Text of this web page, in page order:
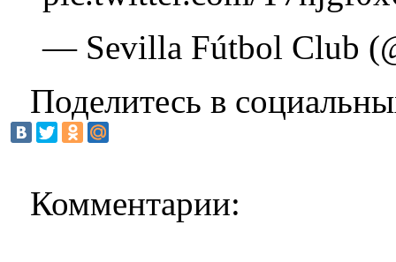
— Sevilla Fútbol Club
Поделитесь в
Комментарии: